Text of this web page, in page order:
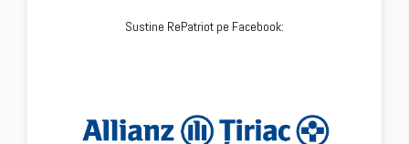
Sustine RePatriot pe Facebook: